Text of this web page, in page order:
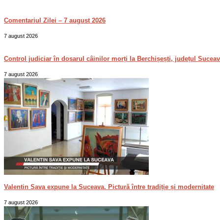
Comentariul Zilei – 7 august 2026
7 august 2026
Control judiciar în dosarul câinilor morți la Berchișești, județul
7 august 2026
Valentin Sava expune la Suceava. Pictură între tradiție și modernitate
7 august 2026